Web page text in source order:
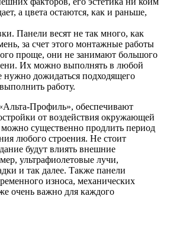
а цвета остаются, как и раньше,
Панели весят не так много, как
за счет этого монтажные работы
проще, они не занимают большого
Их можно выполнять в любой
нужно дожидаться подходящего
работу.
Профиль», обеспечивают
от воздействия окружающей
существенно продлить период
любого строения. Не стоит
будут влиять внешние
ультрафиолетовые лучи,
и так далее. Также панели
износа, механических
очень важно для каждого